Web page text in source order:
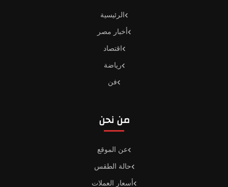
الرئيسية
أخبار مصر
اقتصاد
رياضة
فن
من نحن
عن الموقع
حالة الطقس
أسعار العملات